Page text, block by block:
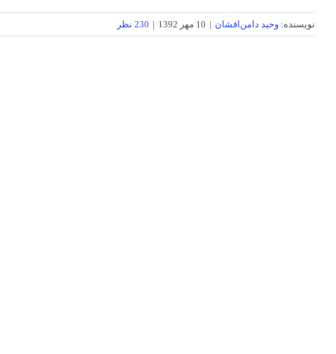
نویسنده: وحید دامن‌افشان | 10 مهر 1392 | 230 نظر